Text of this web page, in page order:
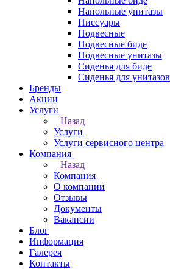
Напольные унитазы
Писсуары
Подвесные
Подвесные биде
Подвесные унитазы
Сиденья для биде
Сиденья для унитазов
Бренды
Акции
Услуги
Назад
Услуги
Услуги сервисного центра
Компания
Назад
Компания
О компании
Отзывы
Документы
Вакансии
Блог
Информация
Галерея
Контакты